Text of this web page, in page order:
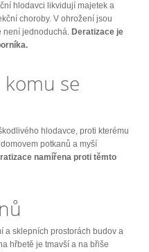
hlodavci likvidují majetek a
choroby. V ohrožení jsou
není jednoduchá. Deratizace je
se
hlodavce, proti kterému
potkanů a myší
namířena proti těmto
a sklepních prostorách budov a
hřbetě je tmavší a na břiše